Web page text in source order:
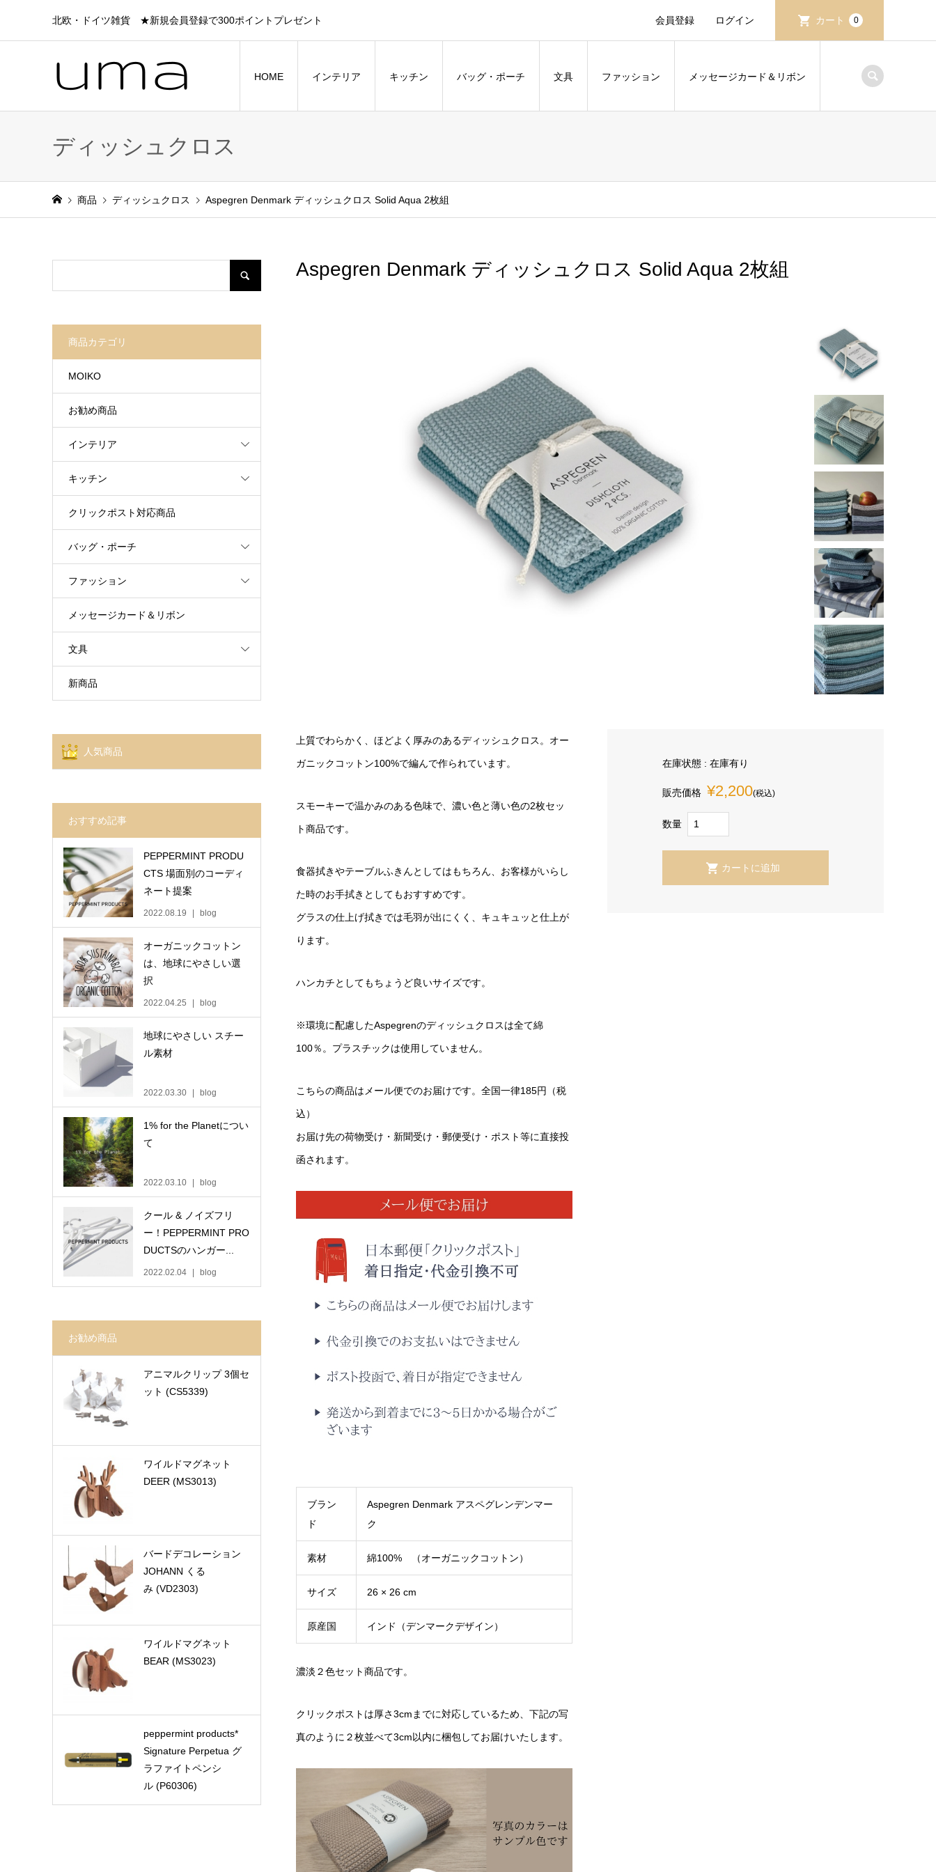
北欧・ドイツ雑貨 ★新規会員登録で300ポイントプレゼント 会員登録 ログイン カート 0
HOME インテリア キッチン バッグ・ポーチ 文具 ファッション メッセージカード＆リボン
ディッシュクロス
商品 ディッシュクロス Aspegren Denmark ディッシュクロス Solid Aqua 2枚組
Aspegren Denmark ディッシュクロス Solid Aqua 2枚組
上質でわらかく、ほどよく厚みのあるディッシュクロス。オー
ガニックコットン100%で編んで作られています。
スモーキーで温かみのある色味で、濃い色と薄い色の2枚セッ
ト商品です。
食器拭きやテーブルふきんとしてはもちろん、お客様がいらし
た時のお手拭きとしてもおすすめです。
グラスの仕上げ拭きでは毛羽が出にくく、キュキュッと仕上が
ります。
ハンカチとしてもちょうど良いサイズです。
※環境に配慮したAspegrenのディッシュクロスは全て綿
100％。プラスチックは使用していません。
こちらの商品はメール便でのお届けです。全国一律185円（税
込）
お届け先の荷物受け・新聞受け・郵便受け・ポスト等に直接投
函されます。
ブラン
ド
Aspegren Denmark アスペグレンデンマー
ク
素材 綿100% （オーガニックコットン）
サイズ 26 × 26 cm
原産国 インド（デンマークデザイン）
濃淡２色セット商品です。
クリックポストは厚さ3cmまでに対応しているため、下記の写
真のように２枚並べて3cm以内に梱包してお届けいたします。
在庫状態 : 在庫有り
販売価格 ¥2,200(税込)
数量
商品カテゴリ
MOIKO
お勧め商品
インテリア
キッチン
クリックポスト対応商品
バッグ・ポーチ
ファッション
メッセージカード＆リボン
文具
新商品
人気商品
おすすめ記事
PEPPERMINT PRODU
CTS 場面別のコーディ
ネート提案
2022.08.19 blog
オーガニックコットン
は、地球にやさしい選
択
2022.04.25 blog
地球にやさしい スチー
ル素材
2022.03.30 blog
1% for the Planetについ
て
2022.03.10 blog
クール & ノイズフリ
ー！PEPPERMINT PRO
DUCTSのハンガー...
2022.02.04 blog
お勧め商品
アニマルクリップ 3個セ
ット (CS5339)
ワイルドマグネット
DEER (MS3013)
バードデコレーション
JOHANN くる
み (VD2303)
ワイルドマグネット
BEAR (MS3023)
peppermint products*
Signature Perpetua グ
ラファイトペンシ
ル (P60306)